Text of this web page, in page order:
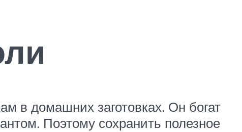
в домашних заготовках. Он богат
Поэтому сохранить полезное